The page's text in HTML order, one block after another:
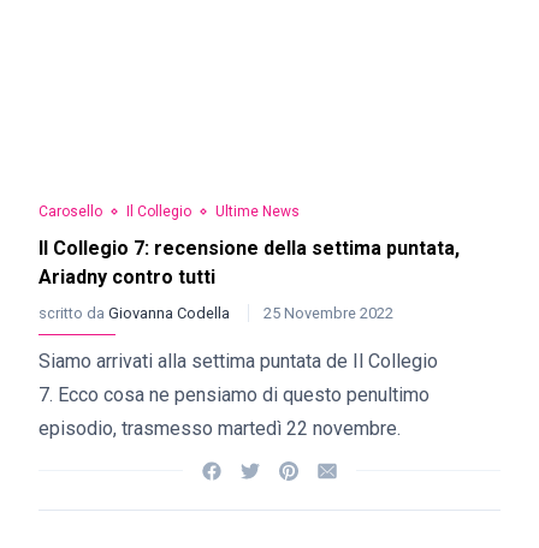
Carosello Il Collegio Ultime News
Il Collegio 7: recensione della settima puntata,
Ariadny contro tutti
scritto da Giovanna Codella 25 Novembre 2022
Siamo arrivati alla settima puntata de Il Collegio
7. Ecco cosa ne pensiamo di questo penultimo
episodio, trasmesso martedì 22 novembre.